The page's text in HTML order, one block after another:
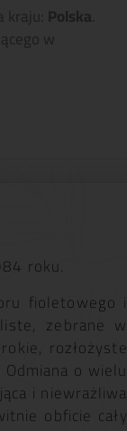
Polska
w
roku.
fioletowego i
zebrane w
rozłożyste
o wielu
i niewrażliwa
obficie cały